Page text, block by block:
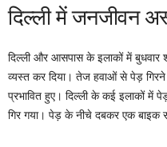
दिल्ली में जनजीवन
दिल्ली और आसपास के इलाकों में
व्यस्त कर दिया। तेज हवाओं से पेड़
प्रभावित हुए। दिल्ली के कई इलाकों में
गिर गया। पेड़ के नीचे दबकर एक बाइक